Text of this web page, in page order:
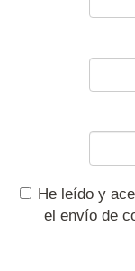
He leído y
el envío de